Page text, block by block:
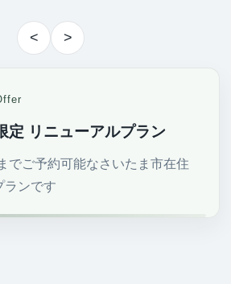
< >
定 リニューアルプラン
でご予約可能なさいたま市在住
ランです